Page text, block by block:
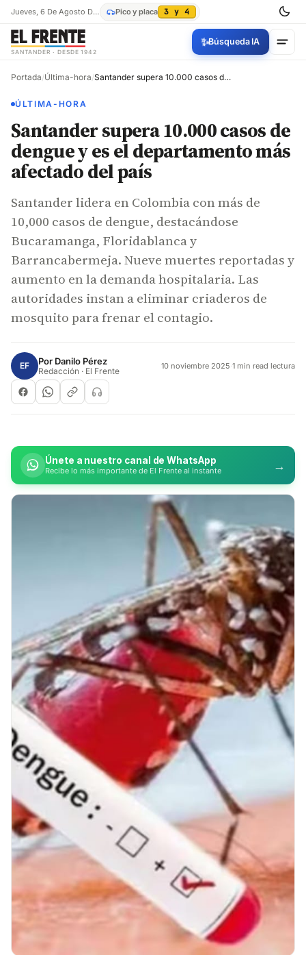
Jueves, 6 De Agosto De 2026 Pico y placa 3 y 4
SANTANDER · DESDE 1942
✨Búsqueda IA
Portada/Última-hora/ Santander supera 10.000 casos de dengue y es el departamento más afectado del país
ÚLTIMA-HORA
Santander supera 10.000 casos de
dengue y es el departamento más
afectado del país
Santander lidera en Colombia con más de
10,000 casos de dengue, destacándose
Bucaramanga, Floridablanca y
Barrancabermeja. Nueve muertes reportadas y
aumento en la demanda hospitalaria. Las
autoridades instan a eliminar criaderos de
mosquito para frenar el contagio.
EF Por Danilo Pérez
Redacción · El Frente 10 noviembre 2025·1 min read lectura
Únete a nuestro canal de WhatsApp
Recibe lo más importante de El Frente al instante →